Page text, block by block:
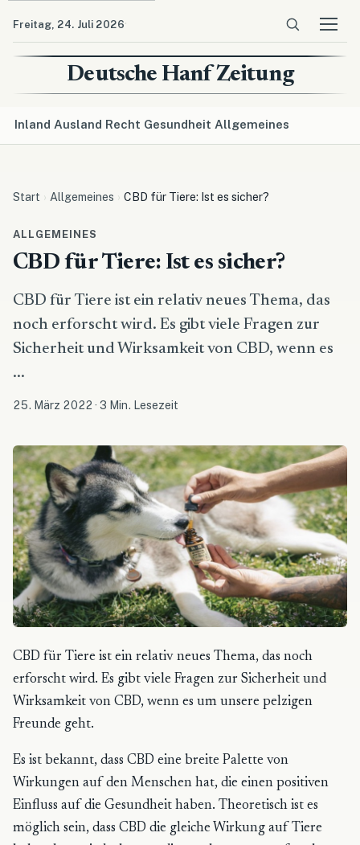
Freitag, 24. Juli 2026· Menü
Deutsche Hanf Zeitung
Inland Ausland Recht Gesundheit Allgemeines
Start Allgemeines CBD für Tiere: Ist es sicher?
ALLGEMEINES
CBD für Tiere: Ist es sicher?
CBD für Tiere ist ein relativ neues Thema, das
noch erforscht wird. Es gibt viele Fragen zur
Sicherheit und Wirksamkeit von CBD, wenn es
...
25. März 2022 · 3 Min. Lesezeit
CBD für Tiere ist ein relativ neues Thema, das noch
erforscht wird. Es gibt viele Fragen zur Sicherheit und
Wirksamkeit von CBD, wenn es um unsere pelzigen
Freunde geht.
Es ist bekannt, dass CBD eine breite Palette von
Wirkungen auf den Menschen hat, die einen positiven
Einfluss auf die Gesundheit haben. Theoretisch ist es
möglich sein, dass CBD die gleiche Wirkung auf Tiere